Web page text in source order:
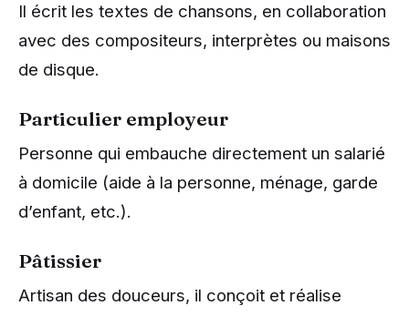
Il écrit les textes de chansons, en collaboration
avec des compositeurs, interprètes ou maisons
de disque.
Particulier employeur
Personne qui embauche directement un salarié
à domicile (aide à la personne, ménage, garde
d’enfant, etc.).
Pâtissier
Artisan des douceurs, il conçoit et réalise